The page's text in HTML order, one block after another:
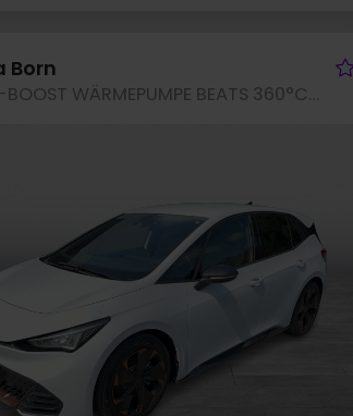
Born
Born E-BOOST WÄRMEPUMPE BEATS 360°CAM ACC LM19